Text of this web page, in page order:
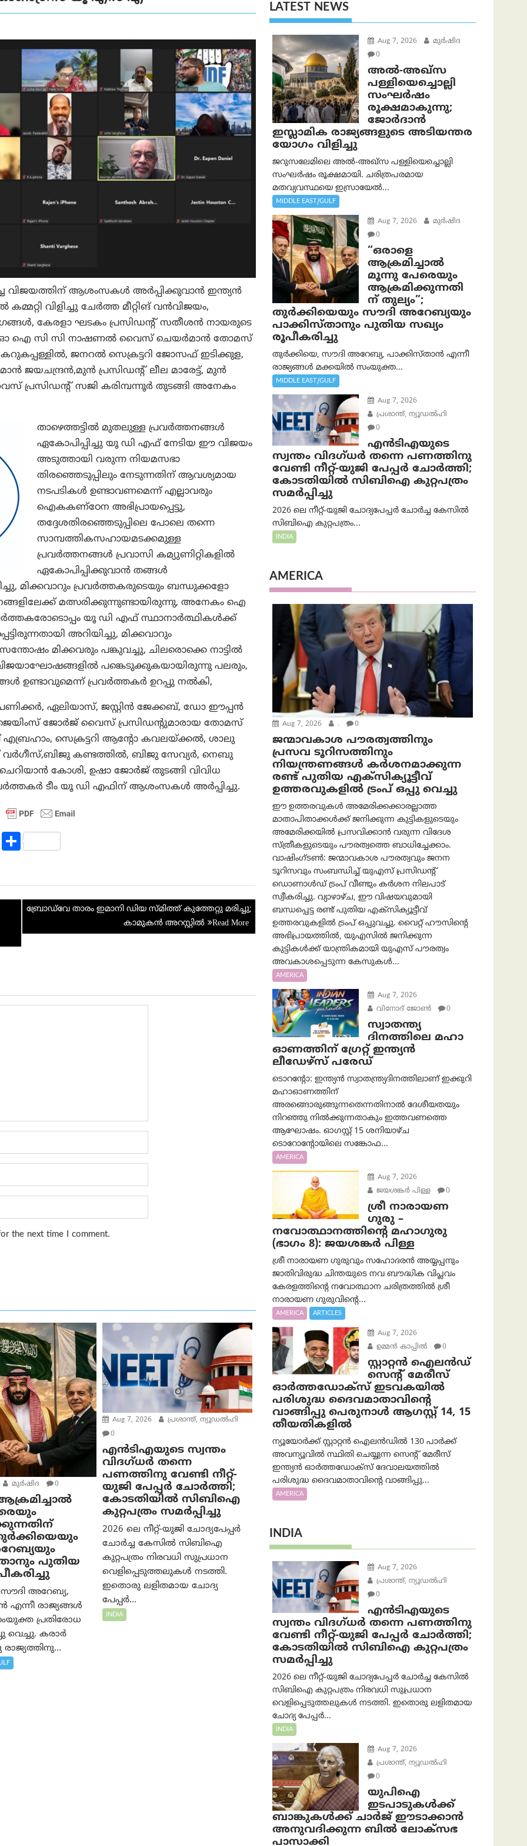
വിജയത്തിന് ആശംസകൾ അർപ്പിക്കുവാൻ ഇന്ത്യൻ
വിളിച്ചു ചേർത്ത മീറ്റിങ് വൻവിജയം,
കേരളാ ഘടകം പ്രസിഡന്റ് സതീശൻ നായരുടെ
ഓ ഐ സി സി നാഷണൽ വൈസ് ചെയർമാൻ തോമസ്
ജനറൽ സെക്രട്ടറി ജോസഫ് ഇടിക്കുള,
ജയചന്ദ്രൻ,മുൻ പ്രസിഡന്റ് ലീല മാരേട്ട്, മുൻ
പ്രസിഡന്റ് സജി കരിമ്പന്നൂർ തുടങ്ങി അനേകം
താഴെത്തട്ടിൽ മുതലുള്ള പ്രവർത്തനങ്ങൾ
ഏകോപിപ്പിച്ചു യൂ ഡി എഫ് നേടിയ ഈ വിജയം
അടുത്തായി വരുന്ന നിയമസഭാ
തിരഞ്ഞെടുപ്പിലും നേടുന്നതിന് ആവശ്യമായ
നടപടികൾ ഉണ്ടാവണമെന്ന് എല്ലാവരും
ഐകകണ്ഠേന അഭിപ്രായപ്പെട്ടു,
തദ്ദേശതിരഞ്ഞെടുപ്പിലെ പോലെ തന്നെ
സാമ്പത്തികസഹായമടക്കമുള്ള
പ്രവർത്തനങ്ങൾ പ്രവാസി കമ്യുണിറ്റികളിൽ
ഏകോപിപ്പിക്കുവാൻ തങ്ങൾ
മിക്കവാറും പ്രവർത്തകരുടെയും ബന്ധുക്കളോ
മത്സരിക്കുന്നുണ്ടായിരുന്നു, അനേകം ഐ
യൂ ഡി എഫ് സ്ഥാനാർത്ഥികൾക്ക്
അറിയിച്ചു, മിക്കവാറും
മിക്കവരും പങ്കുവച്ചു, ചിലരൊക്കെ നാട്ടിൽ
പങ്കെടുക്കുകയായിരുന്നു പലരും,
ഉണ്ടാവുമെന്ന് പ്രവർത്തകർ ഉറപ്പു നൽകി,
പണിക്കർ, ഏലിയാസ്, ജസ്റ്റിൻ ജേക്കബ്, ഡോ ഈപ്പൻ
ജോർജ് വൈസ് പ്രസിഡന്റുമാരായ തോമസ്
സെക്രട്ടറി ആന്റോ കവലയ്ക്കൽ, ശാലു
കണ്ടത്തിൽ, ബിജു സേവ്യർ, നെബു
കോശി, ഉഷാ ജോർജ് തുടങ്ങി വിവിധ
ടീം യൂ ഡി എഫിന് ആശംസകൾ അർപ്പിച്ചു.
R S
eബ്രോഡ്‌വേ താരം ഇമാനി ഡിയ സ്മിത്ത് കുത്തേറ്റു മരിച്ചു;
കാമുകൻ അറസ്റ്റിൽ
the next time I comment.
മുര്‍ഷിദ 0
പുതിയ
അറേബ്യ,
എന്നീ രാജ്യങ്ങൾ
പ്രതിരോധ
വെച്ചു. കരാർ
രാജ്യത്തിനു...
Aug 7, 2026
പ്രശാന്ത്, ന്യൂഡല്‍ഹി
0
എൻ‌ടി‌എയുടെ സ്വന്തം
വിദഗ്ധർ തന്നെ
പണത്തിനു വേണ്ടി നീറ്റ്-
യു‌ജി പേപ്പർ ചോർത്തി;
കോടതിയില്‍ സിബിഐ
കുറ്റപത്രം സമര്‍പ്പിച്ചു
2026 ലെ നീറ്റ്-യുജി ചോദ്യപേപ്പർ
ചോർച്ച കേസിൽ സിബിഐ
കുറ്റപത്രം നിരവധി സുപ്രധാന
വെളിപ്പെടുത്തലുകൾ നടത്തി.
ഇതൊരു ലളിതമായ ചോദ്യ
പേപ്പർ...
INDIA
LATEST NEWS
Aug 7, 2026
മുര്‍ഷിദ
0
അൽ-അഖ്‌സ
പള്ളിയെച്ചൊല്ലി
സംഘർഷം
രൂക്ഷമാകുന്നു;
ജോർദാൻ
ഇസ്ലാമിക രാജ്യങ്ങളുടെ അടിയന്തര
യോഗം വിളിച്ചു
ജറുസലേമിലെ അൽ-അഖ്‌സ പള്ളിയെച്ചൊല്ലി
സംഘർഷം രൂക്ഷമായി. ചരിത്രപരമായ
മതവ്യവസ്ഥയെ ഇസ്രായേൽ...
MIDDLE EAST/GULF
Aug 7, 2026
മുര്‍ഷിദ
0
“ഒരാളെ
ആക്രമിച്ചാല്‍
മൂന്നു പേരെയും
ആക്രമിക്കുന്നതി
ന് തുല്യം”;
തുർക്കിയെയും സൗദി അറേബ്യയും
പാക്കിസ്താനും പുതിയ സഖ്യം
രൂപീകരിച്ചു
തുർക്കിയെ, സൗദി അറേബ്യ, പാക്കിസ്താന്‍ എന്നീ
രാജ്യങ്ങൾ മക്കയിൽ സംയുക്ത...
MIDDLE EAST/GULF
Aug 7, 2026
പ്രശാന്ത്, ന്യൂഡല്‍ഹി
0
എൻ‌ടി‌എയുടെ
സ്വന്തം വിദഗ്ധർ തന്നെ പണത്തിനു
വേണ്ടി നീറ്റ്-യു‌ജി പേപ്പർ ചോർത്തി;
കോടതിയില്‍ സിബിഐ കുറ്റപത്രം
സമര്‍പ്പിച്ചു
2026 ലെ നീറ്റ്-യുജി ചോദ്യപേപ്പർ ചോർച്ച കേസിൽ
സിബിഐ കുറ്റപത്രം...
INDIA
AMERICA
Aug 7, 2026 . 0
ജന്മാവകാശ പൗരത്വത്തിനും
പ്രസവ ടൂറിസത്തിനും
നിയന്ത്രണങ്ങൾ കർശനമാക്കുന്ന
രണ്ട് പുതിയ എക്സിക്യൂട്ടീവ്
ഉത്തരവുകളിൽ ട്രംപ് ഒപ്പു വെച്ചു
ഈ ഉത്തരവുകൾ അമേരിക്കക്കാരല്ലാത്ത
മാതാപിതാക്കൾക്ക് ജനിക്കുന്ന കുട്ടികളുടെയും
അമേരിക്കയിൽ പ്രസവിക്കാൻ വരുന്ന വിദേശ
സ്ത്രീകളുടെയും പൗരത്വത്തെ ബാധിച്ചേക്കാം.
വാഷിംഗ്ടണ്‍: ജന്മാവകാശ പൗരത്വവും ജനന
ടൂറിസവും സംബന്ധിച്ച് യുഎസ് പ്രസിഡന്റ്
ഡൊണാൾഡ് ട്രംപ് വീണ്ടും കർശന നിലപാട്
സ്വീകരിച്ചു. വ്യാഴാഴ്ച, ഈ വിഷയവുമായി
ബന്ധപ്പെട്ട രണ്ട് പുതിയ എക്സിക്യൂട്ടീവ്
ഉത്തരവുകളിൽ ട്രംപ് ഒപ്പുവച്ചു. വൈറ്റ് ഹൗസിന്റെ
അഭിപ്രായത്തിൽ, യുഎസിൽ ജനിക്കുന്ന
കുട്ടികൾക്ക് യാന്ത്രികമായി യുഎസ് പൗരത്വം
അവകാശപ്പെടുന്ന കേസുകൾ...
AMERICA
Aug 7, 2026
വിനോദ് ജോൺ
0
സ്വാതന്ത്യ
ദിനത്തിലെ മഹാ
ഓണത്തിന് ഗ്രേറ്റ് ഇന്ത്യൻ
ലീഡേഴ്സ് പരേഡ്
ടൊറന്റോ: ഇന്ത്യൻ സ്വാതന്ത്ര്യദിനത്തിലാണ് ഇക്കുറി
മഹാഓണത്തിന്
അരങ്ങൊരുങ്ങുന്നതെന്നതിനാൽ ദേശീയതയും
നിറഞ്ഞു നിൽക്കുന്നതാകും ഇത്തവണത്തെ
ആഘോഷം. ഓഗസ്റ്റ് 15 ശനിയാഴ്ച
ടൊറോന്റോയിലെ സങ്കോഫ...
AMERICA
Aug 7, 2026
ജയശങ്കര്‍ പിള്ള
0
ശ്രീ നാരായണ
ഗുരു –
നവോത്ഥാനത്തിന്റെ മഹാഗുരു
(ഭാഗം 8): ജയശങ്കര്‍ പിള്ള
ശ്രീ നാരായണ ഗുരുവും സഹോദരൻ അയ്യപ്പനും
ജാതിവിരുദ്ധ ചിന്തയുടെ നവ ബൗദ്ധിക വിപ്ലവം
കേരളത്തിന്റെ നവോത്ഥാന ചരിത്രത്തിൽ ശ്രീ
നാരായണ ഗുരുവിന്റെ...
AMERICA ARTICLES
Aug 7, 2026
ഉമ്മന്‍ കാപ്പില്‍
0
സ്റ്റാറ്റൻ ഐലൻഡ്
സെന്റ് മേരീസ്
ഓർത്തഡോക്സ് ഇടവകയിൽ
പരിശുദ്ധ ദൈവമാതാവിന്റെ
വാങ്ങിപ്പു പെരുനാൾ ആഗസ്റ്റ് 14, 15
തീയതികളിൽ
ന്യൂയോർക്ക് സ്റ്റാറ്റൻ ഐലൻഡിൽ 130 പാർക്ക്
അവന്യൂവിൽ സ്ഥിതി ചെയ്യുന്ന സെന്റ് മേരീസ്
ഇന്ത്യൻ ഓർത്തഡോക്സ് ദേവാലയത്തിൽ
പരിശുദ്ധ ദൈവമാതാവിന്റെ വാങ്ങിപ്പു...
AMERICA
INDIA
Aug 7, 2026
പ്രശാന്ത്, ന്യൂഡല്‍ഹി
0
എൻ‌ടി‌എയുടെ
സ്വന്തം വിദഗ്ധർ തന്നെ പണത്തിനു
വേണ്ടി നീറ്റ്-യു‌ജി പേപ്പർ ചോർത്തി;
കോടതിയില്‍ സിബിഐ കുറ്റപത്രം
സമര്‍പ്പിച്ചു
2026 ലെ നീറ്റ്-യുജി ചോദ്യപേപ്പർ ചോർച്ച കേസിൽ
സിബിഐ കുറ്റപത്രം നിരവധി സുപ്രധാന
വെളിപ്പെടുത്തലുകൾ നടത്തി. ഇതൊരു ലളിതമായ
ചോദ്യ പേപ്പർ...
INDIA
Aug 7, 2026
പ്രശാന്ത്, ന്യൂഡല്‍ഹി
0
യുപിഐ
ഇടപാടുകൾക്ക്
ബാങ്കുകൾക്ക് ചാർജ് ഈടാക്കാൻ
അനുവദിക്കുന്ന ബിൽ ലോക്‌സഭ
പാസാക്കി